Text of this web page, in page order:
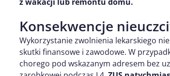
Konsekwencje
Wykorzystanie zwolnienia lekarskiego
skutki finansowe i zawodowe. W
chorego pod wskazanym adresem bez